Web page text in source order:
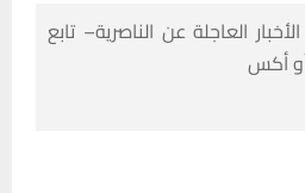
العاجلة عن الناصرية– تابع
أكس